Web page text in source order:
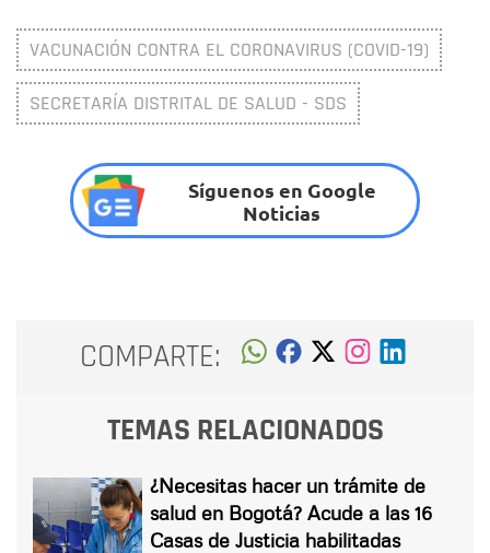
VACUNACIÓN CONTRA EL CORONAVIRUS (COVID-19)
SECRETARÍA DISTRITAL DE SALUD - SDS
Síguenos en Google
Noticias
COMPARTE:
TEMAS RELACIONADOS
¿Necesitas hacer un trámite de
salud en Bogotá? Acude a las 16
Casas de Justicia habilitadas